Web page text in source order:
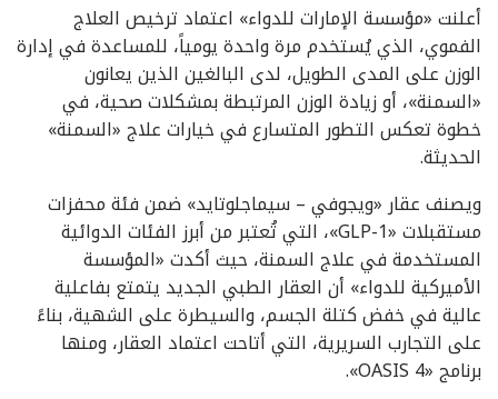
أعلنت «مؤسسة الإمارات للدواء» اعتماد ترخيص العلاج
الفموي، الذي يُستخدم مرة واحدة يومياً، للمساعدة في إدارة
الوزن على المدى الطويل، لدى البالغين الذين يعانون
«السمنة»، أو زيادة الوزن المرتبطة بمشكلات صحية، في
خطوة تعكس التطور المتسارع في خيارات علاج «السمنة»
الحديثة.
ويصنف عقار «ويجوفي – سيماجلوتايد» ضمن فئة محفزات
مستقبلات «GLP-1»، التي تُعتبر من أبرز الفئات الدوائية
المستخدمة في علاج السمنة، حيث أكدت «المؤسسة
الأميركية للدواء» أن العقار الطبي الجديد يتمتع بفاعلية
عالية في خفض كتلة الجسم، والسيطرة على الشهية، بناءً
على التجارب السريرية، التي أتاحت اعتماد العقار، ومنها
برنامج «OASIS 4».